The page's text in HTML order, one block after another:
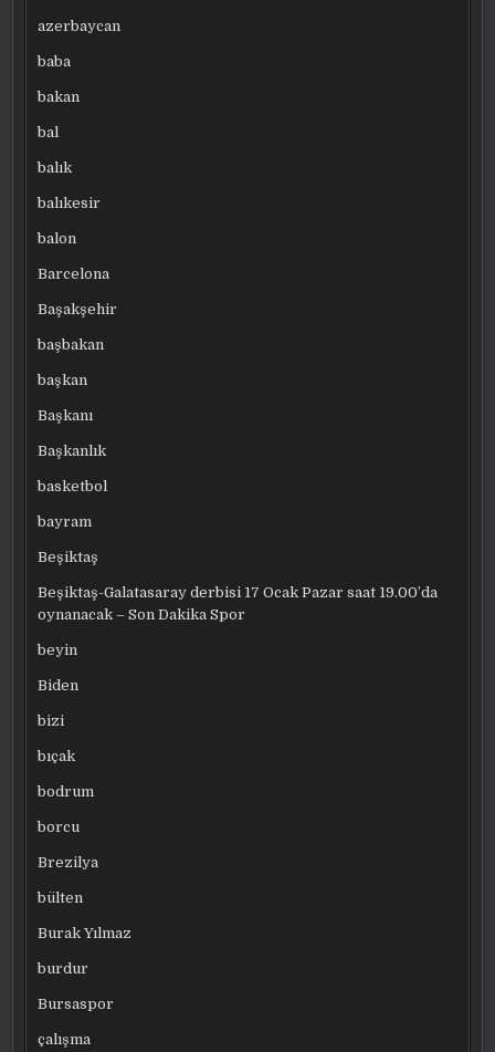
azerbaycan
baba
bakan
bal
balık
balıkesir
balon
Barcelona
Başakşehir
başbakan
başkan
Başkanı
Başkanlık
basketbol
bayram
Beşiktaş
Beşiktaş-Galatasaray derbisi 17 Ocak Pazar saat 19.00’da
oynanacak – Son Dakika Spor
beyin
Biden
bizi
bıçak
bodrum
borcu
Brezilya
bülten
Burak Yılmaz
burdur
Bursaspor
çalışma